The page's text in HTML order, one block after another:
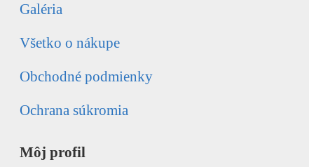
Galéria
Všetko o nákupe
Obchodné podmienky
Ochrana súkromia
Môj profil